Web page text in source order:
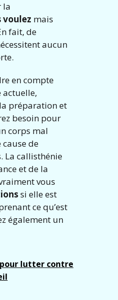
la
voulez mais
fait, de
aucun
en compte
préparation et
besoin pour
corps mal
de
La callisthénie
et de la
vous
si elle est
ce qu’est
également un
pour lutter contre